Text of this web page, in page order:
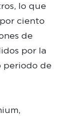
lo que
ciento
de
por la
periodo de